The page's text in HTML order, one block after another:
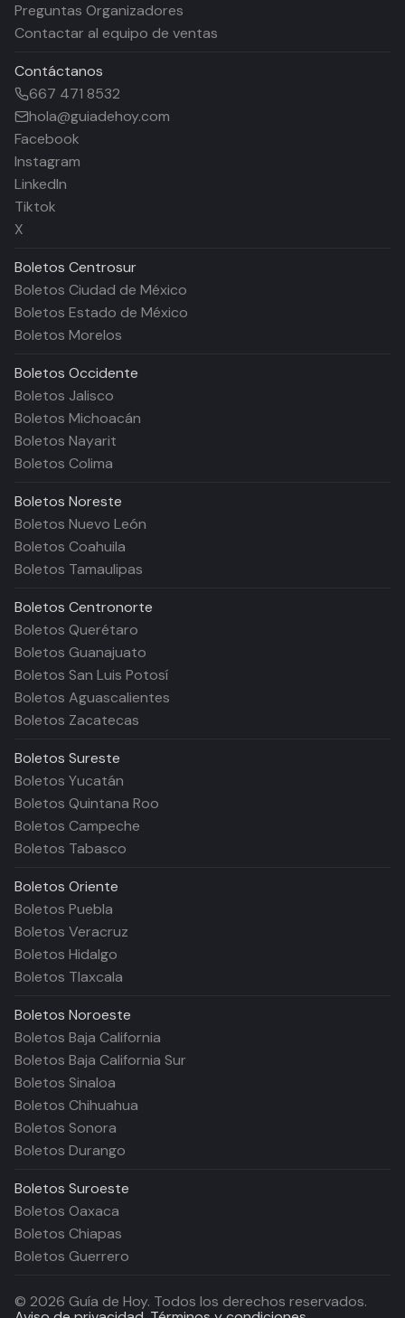
Preguntas Organizadores
Contactar al equipo de ventas
Contáctanos
667 471 8532
hola@guiadehoy.com
Facebook
Instagram
LinkedIn
Tiktok
X
Boletos Centrosur
Boletos Ciudad de México
Boletos Estado de México
Boletos Morelos
Boletos Occidente
Boletos Jalisco
Boletos Michoacán
Boletos Nayarit
Boletos Colima
Boletos Noreste
Boletos Nuevo León
Boletos Coahuila
Boletos Tamaulipas
Boletos Centronorte
Boletos Querétaro
Boletos Guanajuato
Boletos San Luis Potosí
Boletos Aguascalientes
Boletos Zacatecas
Boletos Sureste
Boletos Yucatán
Boletos Quintana Roo
Boletos Campeche
Boletos Tabasco
Boletos Oriente
Boletos Puebla
Boletos Veracruz
Boletos Hidalgo
Boletos Tlaxcala
Boletos Noroeste
Boletos Baja California
Boletos Baja California Sur
Boletos Sinaloa
Boletos Chihuahua
Boletos Sonora
Boletos Durango
Boletos Suroeste
Boletos Oaxaca
Boletos Chiapas
Boletos Guerrero
© 2026 Guía de Hoy. Todos los derechos reservados.